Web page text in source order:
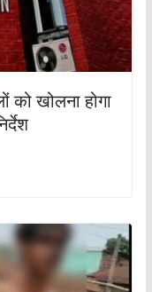
को खोलना होगा